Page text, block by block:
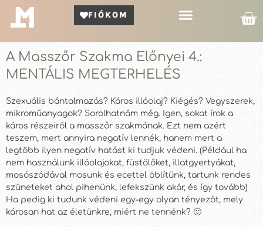
FIÓKOM
A Masszőr Szakma Előnyei 4.:
MENTÁLIS MEGTERHELÉS
Szexuális bántalmazás? Káros illóolaj? Kiégés? Vegyszerek,
mikroműanyagok? Sorolhatnám még. Igen, sokat írok a
káros részeiről a masszőr szakmának. Ezt nem azért
teszem, mert annyira negatív lennék, hanem mert a
legtöbb ilyen negatív hatást ki tudjuk védeni. (Például ha
nem használunk illóolajokat, füstölőket, illatgyertyákat,
mosószódával mosunk és ecettel öblítünk, tartunk rendes
szüneteket ahol pihenünk, lefekszünk akár, és így tovább)
Ha pedig ki tudunk védeni egy-egy olyan tényezőt, mely
károsan hat az életünkre, miért ne tennénk? 🙂